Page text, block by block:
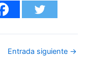
Entrada siguiente →